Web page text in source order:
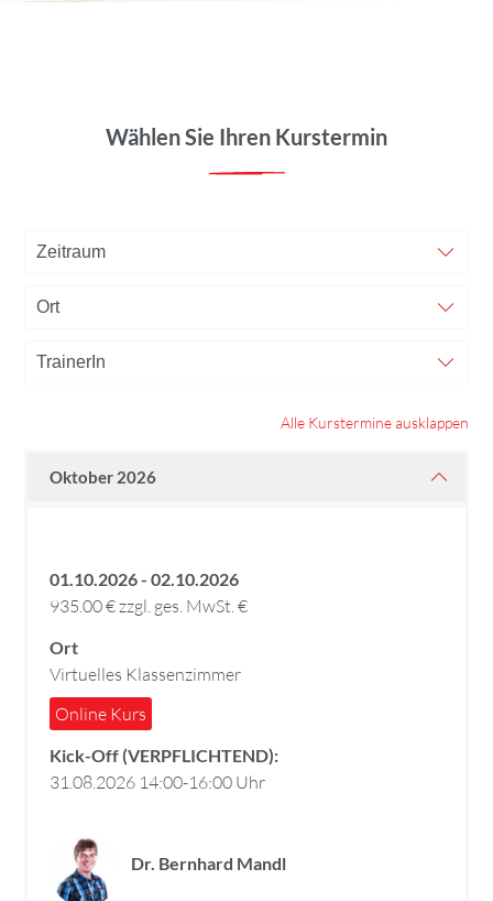
Wählen Sie Ihren Kurstermin
Alle Kurstermine ausklappen
Oktober 2026
01.10.2026 - 02.10.2026
935.00 € zzgl. ges. MwSt. €
Ort
Virtuelles Klassenzimmer
Online Kurs
Kick-Off (VERPFLICHTEND):
31.08.2026 14:00-16:00 Uhr
Dr. Bernhard Mandl